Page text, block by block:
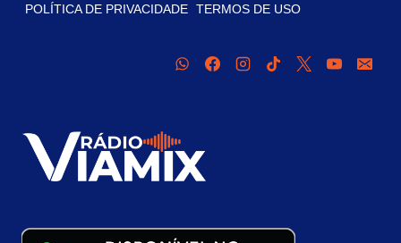
POLÍTICA DE PRIVACIDADE TERMOS DE USO